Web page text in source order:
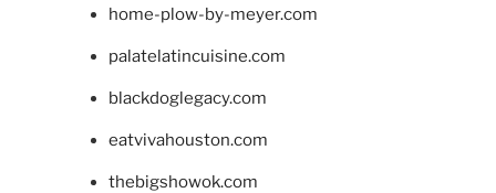
home-plow-by-meyer.com
palatelatincuisine.com
blackdoglegacy.com
eatvivahouston.com
thebigshowok.com